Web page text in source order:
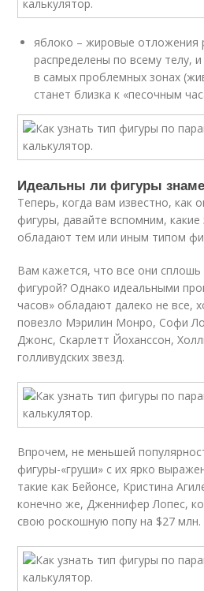
яблоко – жировые отложения
распределены по всему телу,
в самых проблемных зонах
станет близка к «песочным
Идеальны ли фигуры
Теперь, когда вам известно, как
фигуры, давайте вспомним, какие
обладают тем или иным типом
Вам кажется, что все они сплошь
фигурой? Однако идеальными
часов» обладают далеко не все,
повезло Мэрилин Монро, Софи
Джонс, Скарлетт Йоханссон,
голливудских звезд.
Впрочем, не меньшей
фигуры-«груши» с их ярко
такие как Бейонсе, Кристина
конечно же, Дженнифер Лопес,
свою роскошную попу на $27 млн.